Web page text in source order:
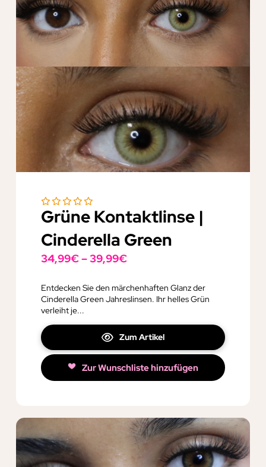
Grüne Kontaktlinse |
Cinderella Green
34,99€–39,99€
Entdecken Sie den märchenhaften Glanz der
Cinderella Green Jahreslinsen. Ihr helles Grün
verleiht je...
Zum Artikel
Zur Wunschliste hinzufügen